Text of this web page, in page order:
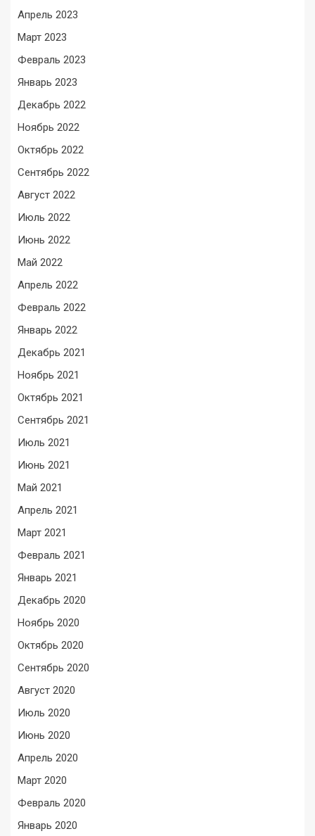
Апрель 2023
Март 2023
Февраль 2023
Январь 2023
Декабрь 2022
Ноябрь 2022
Октябрь 2022
Сентябрь 2022
Август 2022
Июль 2022
Июнь 2022
Май 2022
Апрель 2022
Февраль 2022
Январь 2022
Декабрь 2021
Ноябрь 2021
Октябрь 2021
Сентябрь 2021
Июль 2021
Июнь 2021
Май 2021
Апрель 2021
Март 2021
Февраль 2021
Январь 2021
Декабрь 2020
Ноябрь 2020
Октябрь 2020
Сентябрь 2020
Август 2020
Июль 2020
Июнь 2020
Апрель 2020
Март 2020
Февраль 2020
Январь 2020